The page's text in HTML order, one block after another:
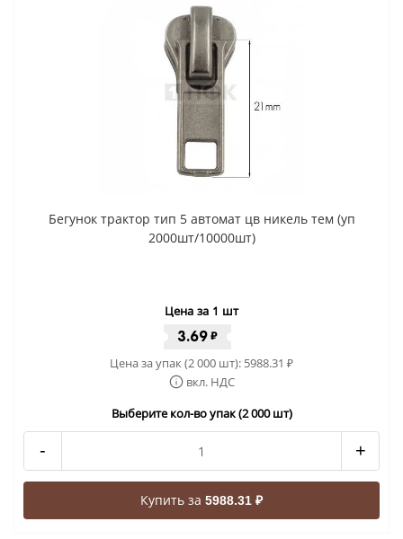
Бегунок трактор тип 5 автомат цв никель тем (уп
2000шт/10000шт)
Цена за 1 шт
3.69 ₽
Цена за упак (2 000 шт): 5988.31 ₽
вкл. НДС
Выберите кол-во упак (2 000 шт)
- +
Купить за 5988.31 ₽